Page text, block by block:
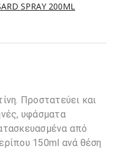
SPRAY 200ML
Προστατεύει και
υφάσματα
από
150ml ανά θέση